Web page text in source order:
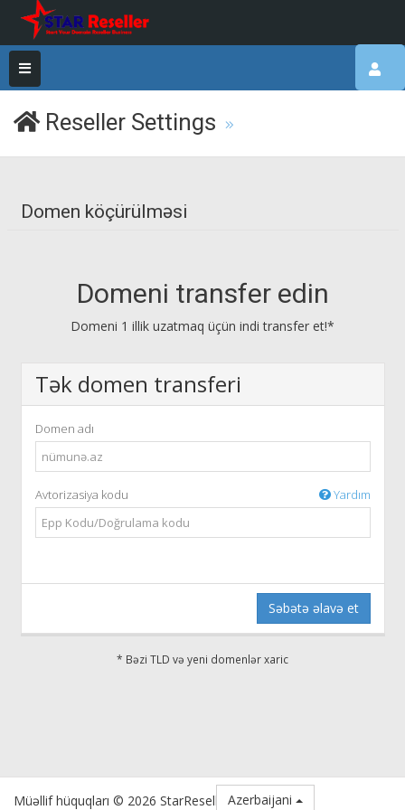
Reseller Settings
Domen köçürülməsi
Domeni transfer edin
Domeni 1 illik uzatmaq üçün indi transfer et!*
Tək domen transferi
Domen adı
Avtorizasiya kodu Yardım
Səbətə əlavə et
* Bəzi TLD və yeni domenlər xaric
Müəllif hüquqları © 2026 StarReseller.Azerbaijani